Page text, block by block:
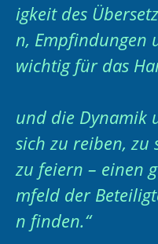
igkeit des
n, Empfindungen
wichtig für das
und die Dynamik
sich zu reiben,
zu feiern – einen
mfeld der
n finden.“